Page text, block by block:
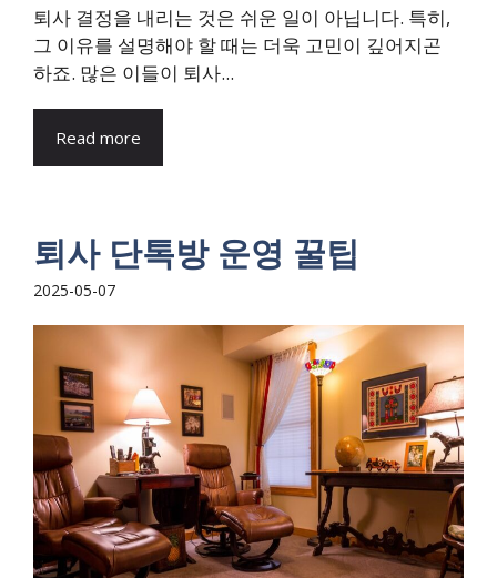
퇴사 결정을 내리는 것은 쉬운 일이 아닙니다. 특히,
그 이유를 설명해야 할 때는 더욱 고민이 깊어지곤
하죠. 많은 이들이 퇴사...
Read more
퇴사 단톡방 운영 꿀팁
2025-05-07